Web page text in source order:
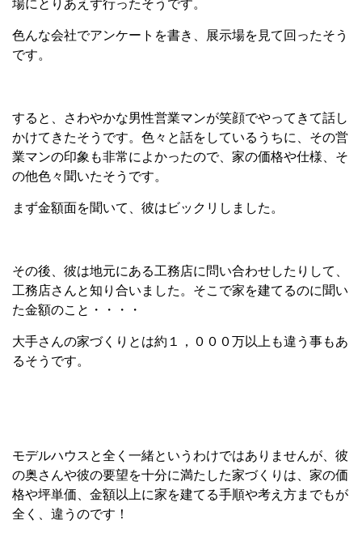
場にとりあえず行ったそうです。
色んな会社でアンケートを書き、展示場を見て回ったそう
です。
すると、さわやかな男性営業マンが笑顔でやってきて話し
かけてきたそうです。色々と話をしているうちに、その営
業マンの印象も非常によかったので、家の価格や仕様、そ
の他色々聞いたそうです。
まず金額面を聞いて、彼はビックリしました。
その後、彼は地元にある工務店に問い合わせしたりして、
工務店さんと知り合いました。そこで家を建てるのに聞い
た金額のこと・・・・
大手さんの家づくりとは約１，０００万以上も違う事もあ
るそうです。
モデルハウスと全く一緒というわけではありませんが、彼
の奥さんや彼の要望を十分に満たした家づくりは、家の価
格や坪単価、金額以上に家を建てる手順や考え方までもが
全く、違うのです！